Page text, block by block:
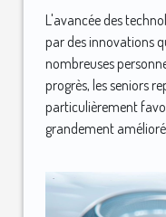
L'avancée des
par des innovations
nombreuses
progrès, les seniors
particulièrement
grandement